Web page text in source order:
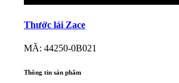
Thước lái Zace
MÃ: 44250-0B021
Thông tin sản phẩm